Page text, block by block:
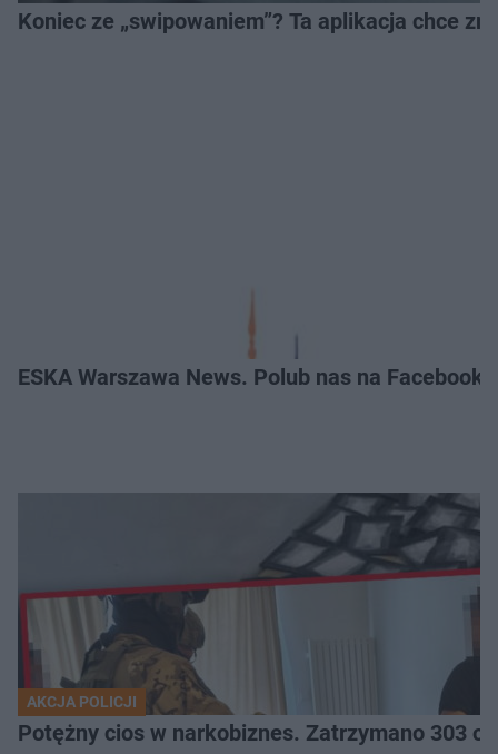
Koniec ze „swipowaniem”? Ta aplikacja chce
ESKA Warszawa News. Polub nas na
AKCJA POLICJI
Potężny cios